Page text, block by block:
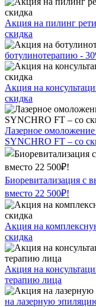
Акция на пилинг
скидка
ботулинотерапию -
Акция на
скидка
Лазерное
SYNCHRO FT – со
Биоревитализация с
вместо 22 500₽!
Акция на
скидка
Акция на
терапию лица
на лазерную